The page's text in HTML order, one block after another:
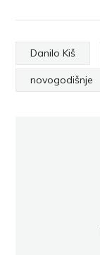
Danilo Kiš
novogodišnje